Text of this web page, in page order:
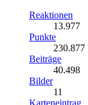
Reaktionen
13.977
Punkte
230.877
Beiträge
40.498
Bilder
11
Karteneintrag